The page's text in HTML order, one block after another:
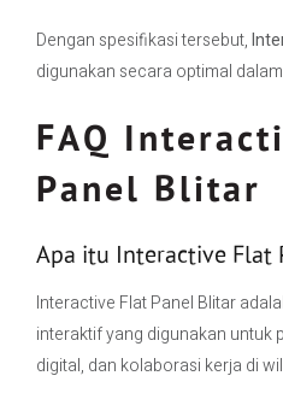
Dengan spesifikasi tersebut,
digunakan secara optimal
FAQ
Panel Blitar
Apa itu Interactive Flat
Interactive Flat Panel Blitar
interaktif yang digunakan untuk
digital, dan kolaborasi kerja di